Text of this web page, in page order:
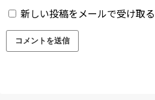
新しい投稿をメールで受け取る